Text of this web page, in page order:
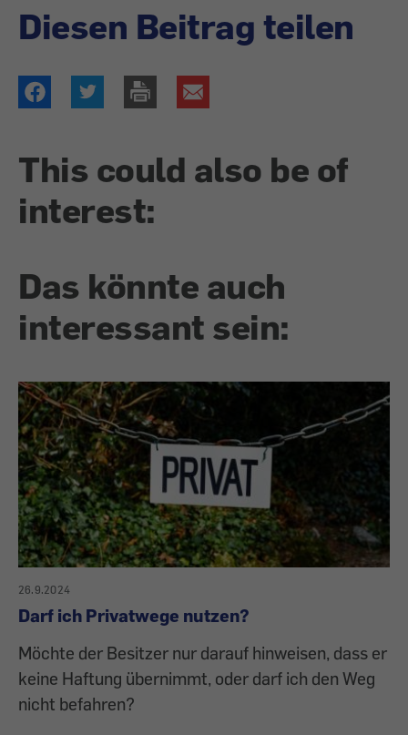
Diesen Beitrag teilen
This could also be of
interest:
Das könnte auch
interessant sein:
26.9.2024
Darf ich Privatwege nutzen?
Möchte der Besitzer nur darauf hinweisen, dass er
keine Haftung übernimmt, oder darf ich den Weg
nicht befahren?